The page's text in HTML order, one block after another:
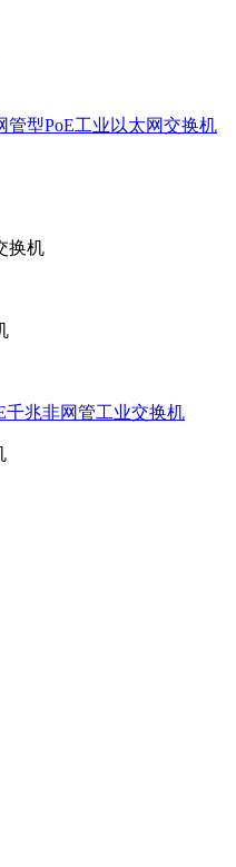
管型PoE工业以太网交换机
换机
千兆非网管工业交换机